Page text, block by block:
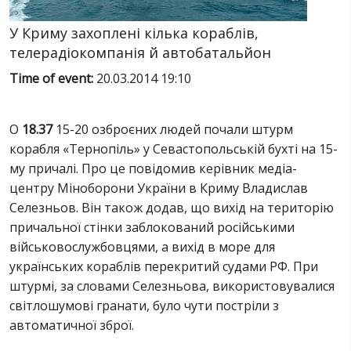
У Криму захоплені кілька кораблів,
телерадіокомпанія й автобатальйон
Time of event: 20.03.2014 19:10
О 18.3715-20 озброєних людей почали штурм
корабля «Тернопіль» у Севастопольській бухті на 15-
му причалі. Про це повідомив керівник медіа-
центру Міноборони України в Криму Владислав
Селезньов. Він також додав, що вихід на територію
причальної стінки заблокований російськими
військовослужбовцями, а вихід в море для
українських кораблів перекритий судами РФ. При
штурмі, за словами Селезньова, використовувалися
світлошумові гранати, було чути постріли з
автоматичної зброї.